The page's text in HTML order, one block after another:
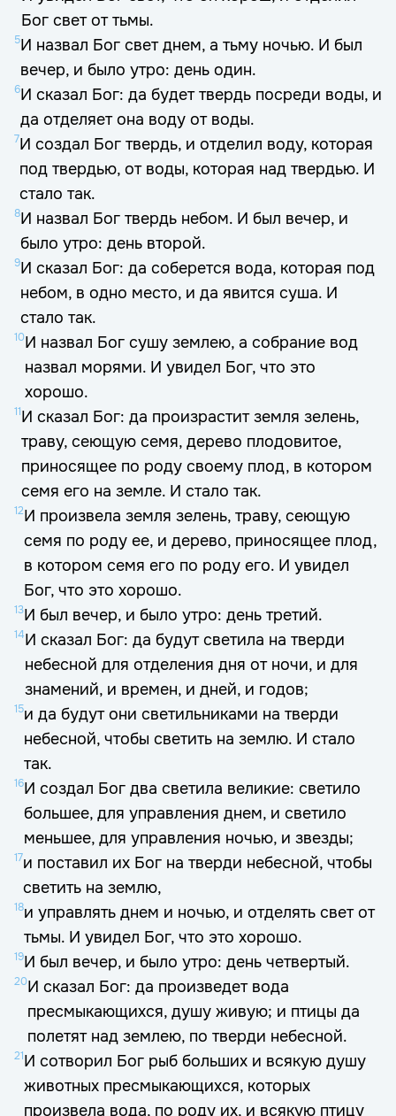
Бог свет от тьмы.
5И назвал Бог свет днем, а тьму ночью. И был
вечер, и было утро: день один.
6И сказал Бог: да будет твердь посреди воды, и
да отделяет она воду от воды.
7И создал Бог твердь, и отделил воду, которая
под твердью, от воды, которая над твердью. И
стало так.
8И назвал Бог твердь небом. И был вечер, и
было утро: день второй.
9И сказал Бог: да соберется вода, которая под
небом, в одно место, и да явится суша. И
стало так.
10И назвал Бог сушу землею, а собрание вод
назвал морями. И увидел Бог, что это
хорошо.
11И сказал Бог: да произрастит земля зелень,
траву, сеющую семя, дерево плодовитое,
приносящее по роду своему плод, в котором
семя его на земле. И стало так.
12И произвела земля зелень, траву, сеющую
семя по роду ее, и дерево, приносящее плод,
в котором семя его по роду его. И увидел
Бог, что это хорошо.
13И был вечер, и было утро: день третий.
14И сказал Бог: да будут светила на тверди
небесной для отделения дня от ночи, и для
знамений, и времен, и дней, и годов;
15и да будут они светильниками на тверди
небесной, чтобы светить на землю. И стало
так.
16И создал Бог два светила великие: светило
большее, для управления днем, и светило
меньшее, для управления ночью, и звезды;
17и поставил их Бог на тверди небесной, чтобы
светить на землю,
18и управлять днем и ночью, и отделять свет от
тьмы. И увидел Бог, что это хорошо.
19И был вечер, и было утро: день четвертый.
20И сказал Бог: да произведет вода
пресмыкающихся, душу живую; и птицы да
полетят над землею, по тверди небесной.
21И сотворил Бог рыб больших и всякую душу
животных пресмыкающихся, которых
произвела вода, по роду их, и всякую птицу